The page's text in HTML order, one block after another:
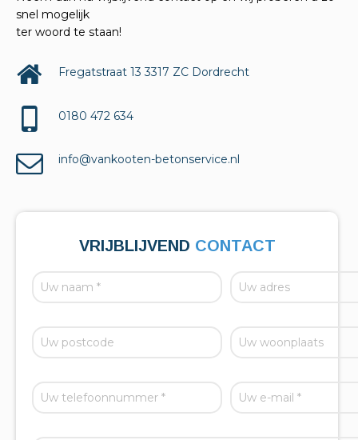
snel mogelijk
ter woord te staan!
Fregatstraat 13 3317 ZC Dordrecht
0180 472 634
info@vankooten-betonservice.nl
VRIJBLIJVEND CONTACT